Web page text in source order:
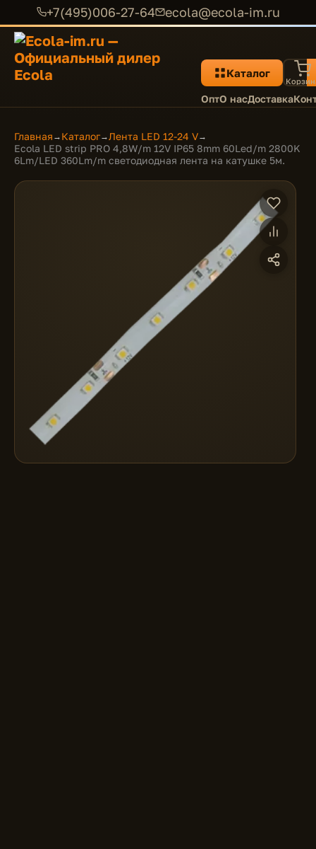
+7(495)006-27-64 ecola@ecola-im.ru
Каталог
ОптО насДоставка
Главная → Каталог→Лента LED 12-24 V→
Ecola LED strip PRO 4,8W/m 12V IP65 8mm 60Led/m 2800K
6Lm/LED 360Lm/m светодиодная лента на катушке 5м.